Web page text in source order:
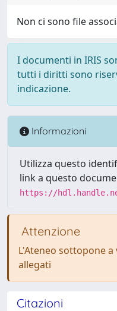
Non ci sono file
I documenti in IRIS
tutti i diritti sono
indicazione.
Informazioni
Utilizza questo
link a questo
https://
Attenzione
L'Ateneo sottopone a
allegati
Citazioni